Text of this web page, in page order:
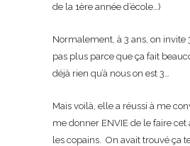
de la 1ère année d’école…)
Normalement, à 3 ans, on invite
pas plus parce que ça fait
déjà rien qu’à nous on est 3…
Mais voilà, elle a réussi à me
me donner ENVIE de le faire cet
les copains. On avait trouvé ça